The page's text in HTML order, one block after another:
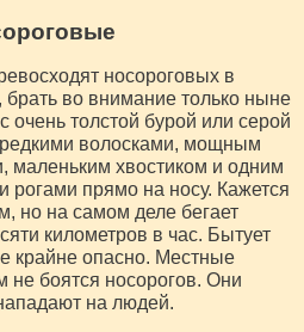
носороговых в
брать во внимание только ныне
толстой бурой или серой
волосками, мощным
маленьким хвостиком и одним
рогами прямо на носу. Кажется
но на самом деле бегает
километров в час. Бытует
крайне опасно. Местные
не боятся носорогов. Они
на людей.